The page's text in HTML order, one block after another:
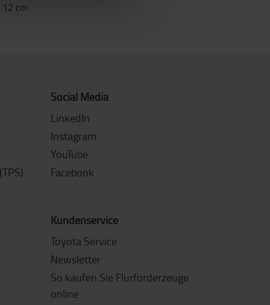
12 cm
Social Media
LinkedIn
Instagram
YouTube
Facebook
Kundenservice
Toyota Service
Newsletter
So kaufen Sie Flurförderzeuge
online